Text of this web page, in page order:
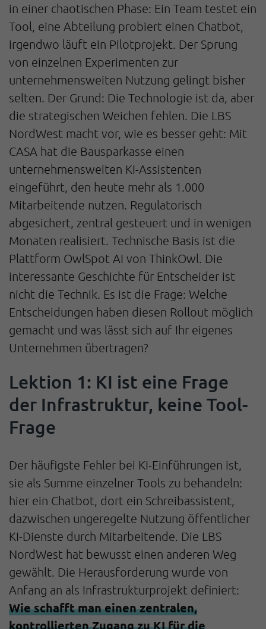
in einer chaotischen Phase: Ein Team testet ein
Tool, eine Abteilung probiert einen Chatbot,
irgendwo läuft ein Pilotprojekt. Der Sprung
von einzelnen Experimenten zur
unternehmensweiten Nutzung gelingt bisher
selten. Der Grund: Die Technologie ist da, aber
die strategischen Weichen fehlen. Die LBS
NordWest macht vor, wie es besser geht: Mit
CASA hat die Bausparkasse einen
unternehmensweiten KI-Assistenten
eingeführt, den heute mehr als 1.000
Mitarbeitende nutzen. Regulatorisch
abgesichert, zentral gesteuert und in wenigen
Monaten realisiert. Technische Basis ist die
Plattform OwlSpot AI von ThinkOwl. Die
interessante Geschichte für Entscheider ist
nicht die Technik. Es ist die Frage: Welche
Entscheidungen haben diesen Rollout möglich
gemacht und was lässt sich auf Ihr eigenes
Unternehmen übertragen?
Lektion 1: KI ist eine Frage
der Infrastruktur, keine Tool-
Frage
Der häufigste Fehler bei KI-Einführungen ist,
sie als Summe einzelner Tools zu behandeln:
hier ein Chatbot, dort ein Schreibassistent,
dazwischen ungeregelte Nutzung öffentlicher
KI-Dienste durch Mitarbeitende. Die LBS
NordWest hat bewusst einen anderen Weg
gewählt. Die Herausforderung wurde von
Anfang an als Infrastrukturprojekt definiert:
Wie schafft man einen zentralen,
kontrollierten Zugang zu KI für die